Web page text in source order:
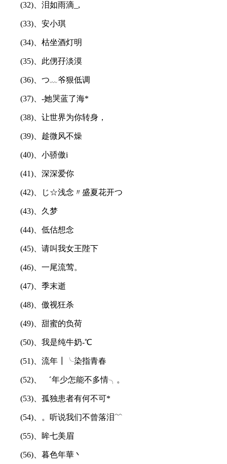
(32)、泪如雨滴_,
(33)、安小琪
(34)、枯坐酒灯明
(35)、此侽孖淡漠
(36)、つ﹏爷狠低调
(37)、-她哭蓝了海*
(38)、让世界为你转身，
(39)、趁微风不燥
(40)、小骄傲i
(41)、深深爱你
(42)、じ☆浅念〃盛夏花开つ
(43)、久梦
(44)、低估想念
(45)、请叫我女王陛下
(46)、一尾流莺。
(47)、季末逝
(48)、傲视狂杀
(49)、甜蜜的负荷
(50)、我是纯牛奶-℃
(51)、流年┃╰染指青春
(52)、 ゛年少怎能不多情╮。
(53)、孤独患者有何不可*
(54)、。听说我们不曾落泪﹌
(55)、眸七美眉
(56)、暮色年華丶